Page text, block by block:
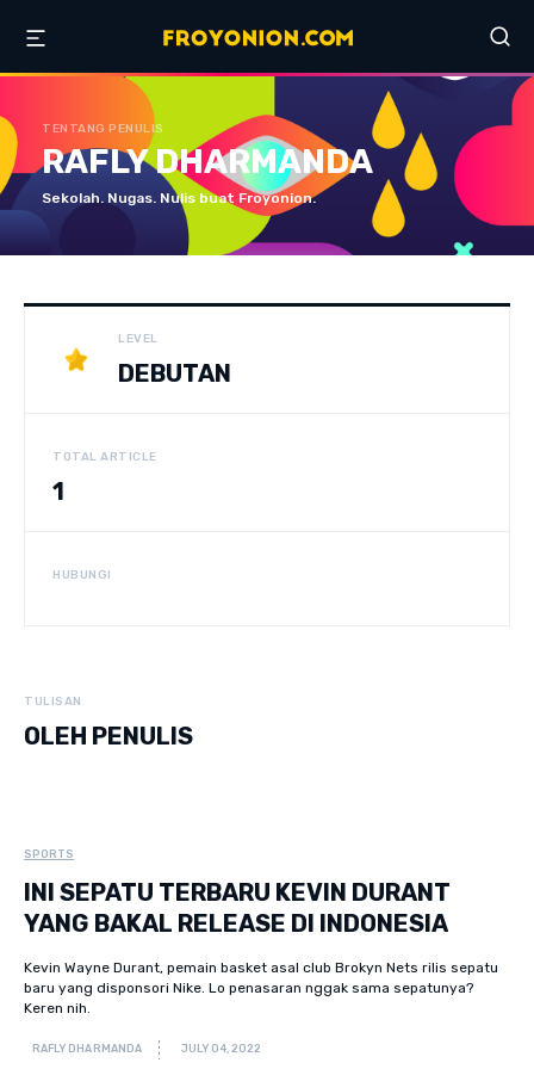
TENTANG PENULIS
RAFLY DHARMANDA
Sekolah. Nugas. Nulis buat Froyonion.
LEVEL
DEBUTAN
TOTAL ARTICLE
1
HUBUNGI
TULISAN
OLEH PENULIS
SPORTS
INI SEPATU TERBARU KEVIN DURANT
YANG BAKAL RELEASE DI INDONESIA
Kevin Wayne Durant, pemain basket asal club Brokyn Nets rilis sepatu
baru yang disponsori Nike. Lo penasaran nggak sama sepatunya?
Keren nih.
RAFLY DHARMANDA JULY 04, 2022